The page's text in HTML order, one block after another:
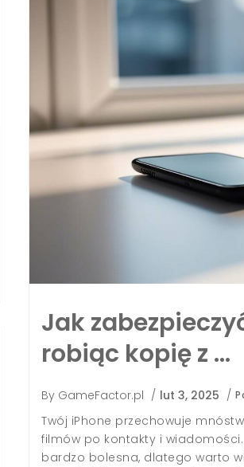
Jak
robiąc kopię z …
By GameFactor.pl / lut 3, 2025 /
Twój iPhone przechowuje
filmów po kontakty i
bardzo bolesna, dlatego warto